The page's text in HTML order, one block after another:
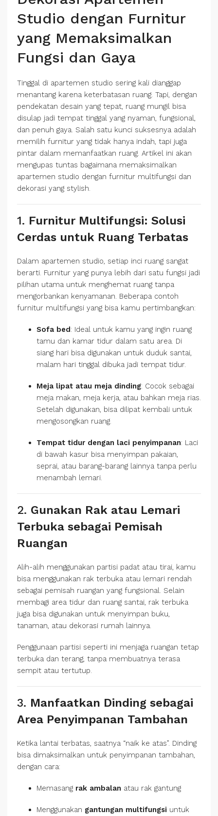
Studio dengan Furnitur
yang Memaksimalkan
Fungsi dan Gaya
Tinggal di apartemen studio sering kali dianggap
menantang karena keterbatasan ruang. Tapi, dengan
pendekatan desain yang tepat, ruang mungil bisa
disulap jadi tempat tinggal yang nyaman, fungsional,
dan penuh gaya. Salah satu kunci suksesnya adalah
memilih furnitur yang tidak hanya indah, tapi juga
pintar dalam memanfaatkan ruang. Artikel ini akan
mengupas tuntas bagaimana memaksimalkan
apartemen studio dengan furnitur multifungsi dan
dekorasi yang stylish.
1. Furnitur Multifungsi: Solusi
Cerdas untuk Ruang Terbatas
Dalam apartemen studio, setiap inci ruang sangat
berarti. Furnitur yang punya lebih dari satu fungsi jadi
pilihan utama untuk menghemat ruang tanpa
mengorbankan kenyamanan. Beberapa contoh
furnitur multifungsi yang bisa kamu pertimbangkan:
Sofa bed: Ideal untuk kamu yang ingin ruang
tamu dan kamar tidur dalam satu area. Di
siang hari bisa digunakan untuk duduk santai,
malam hari tinggal dibuka jadi tempat tidur.
Meja lipat atau meja dinding: Cocok sebagai
meja makan, meja kerja, atau bahkan meja rias.
Setelah digunakan, bisa dilipat kembali untuk
mengosongkan ruang.
Tempat tidur dengan laci penyimpanan: Laci
di bawah kasur bisa menyimpan pakaian,
seprai, atau barang-barang lainnya tanpa perlu
menambah lemari.
2. Gunakan Rak atau Lemari
Terbuka sebagai Pemisah
Ruangan
Alih-alih menggunakan partisi padat atau tirai, kamu
bisa menggunakan rak terbuka atau lemari rendah
sebagai pemisah ruangan yang fungsional. Selain
membagi area tidur dan ruang santai, rak terbuka
juga bisa digunakan untuk menyimpan buku,
tanaman, atau dekorasi rumah lainnya.
Penggunaan partisi seperti ini menjaga ruangan tetap
terbuka dan terang, tanpa membuatnya terasa
sempit atau tertutup.
3. Manfaatkan Dinding sebagai
Area Penyimpanan Tambahan
Ketika lantai terbatas, saatnya “naik ke atas”. Dinding
bisa dimaksimalkan untuk penyimpanan tambahan,
dengan cara:
Memasang rak ambalan atau rak gantung
Menggunakan gantungan multifungsi untuk